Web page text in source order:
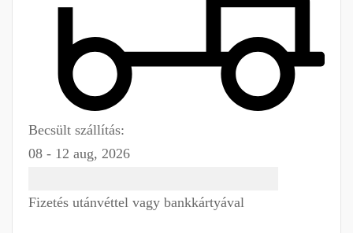
Becsült szállítás:
08 - 12 aug, 2026
Fizetés utánvéttel vagy bankkártyával